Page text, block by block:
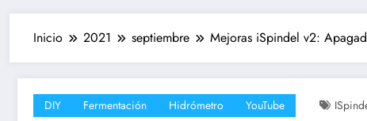
Inicio 2021 septiembre Mejoras iSpindel v2:
DIY Fermentación Hidrómetro YouTube